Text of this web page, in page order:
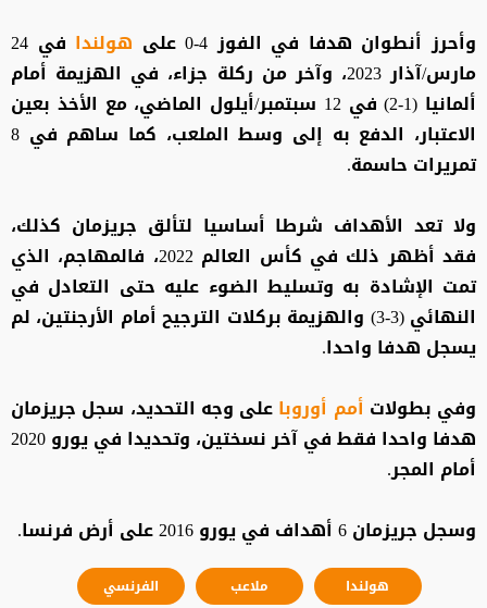
وأحرز أنطوان هدفا في الفوز 4-0 على
هولندا
في 24
مارس/آذار 2023، وآخر من ركلة جزاء، في الهزيمة أمام
ألمانيا (1-2) في 12 سبتمبر/أيلول الماضي، مع الأخذ بعين
الاعتبار، الدفع به إلى وسط الملعب، كما ساهم في 8
تمريرات حاسمة.
ولا تعد الأهداف شرطا أساسيا لتألق جريزمان كذلك،
فقد أظهر ذلك في كأس العالم 2022، فالمهاجم، الذي
تمت الإشادة به وتسليط الضوء عليه حتى التعادل في
النهائي (3-3) والهزيمة بركلات الترجيح أمام الأرجنتين، لم
يسجل هدفا واحدا.
وفي بطولات أمم أوروباعلى وجه التحديد، سجل جريزمان
هدفا واحدا فقط في آخر نسختين، وتحديدا في يورو 2020
أمام المجر.
وسجل جريزمان 6 أهداف في يورو 2016 على أرض فرنسا.
هولندا ملاعب الفرنسي